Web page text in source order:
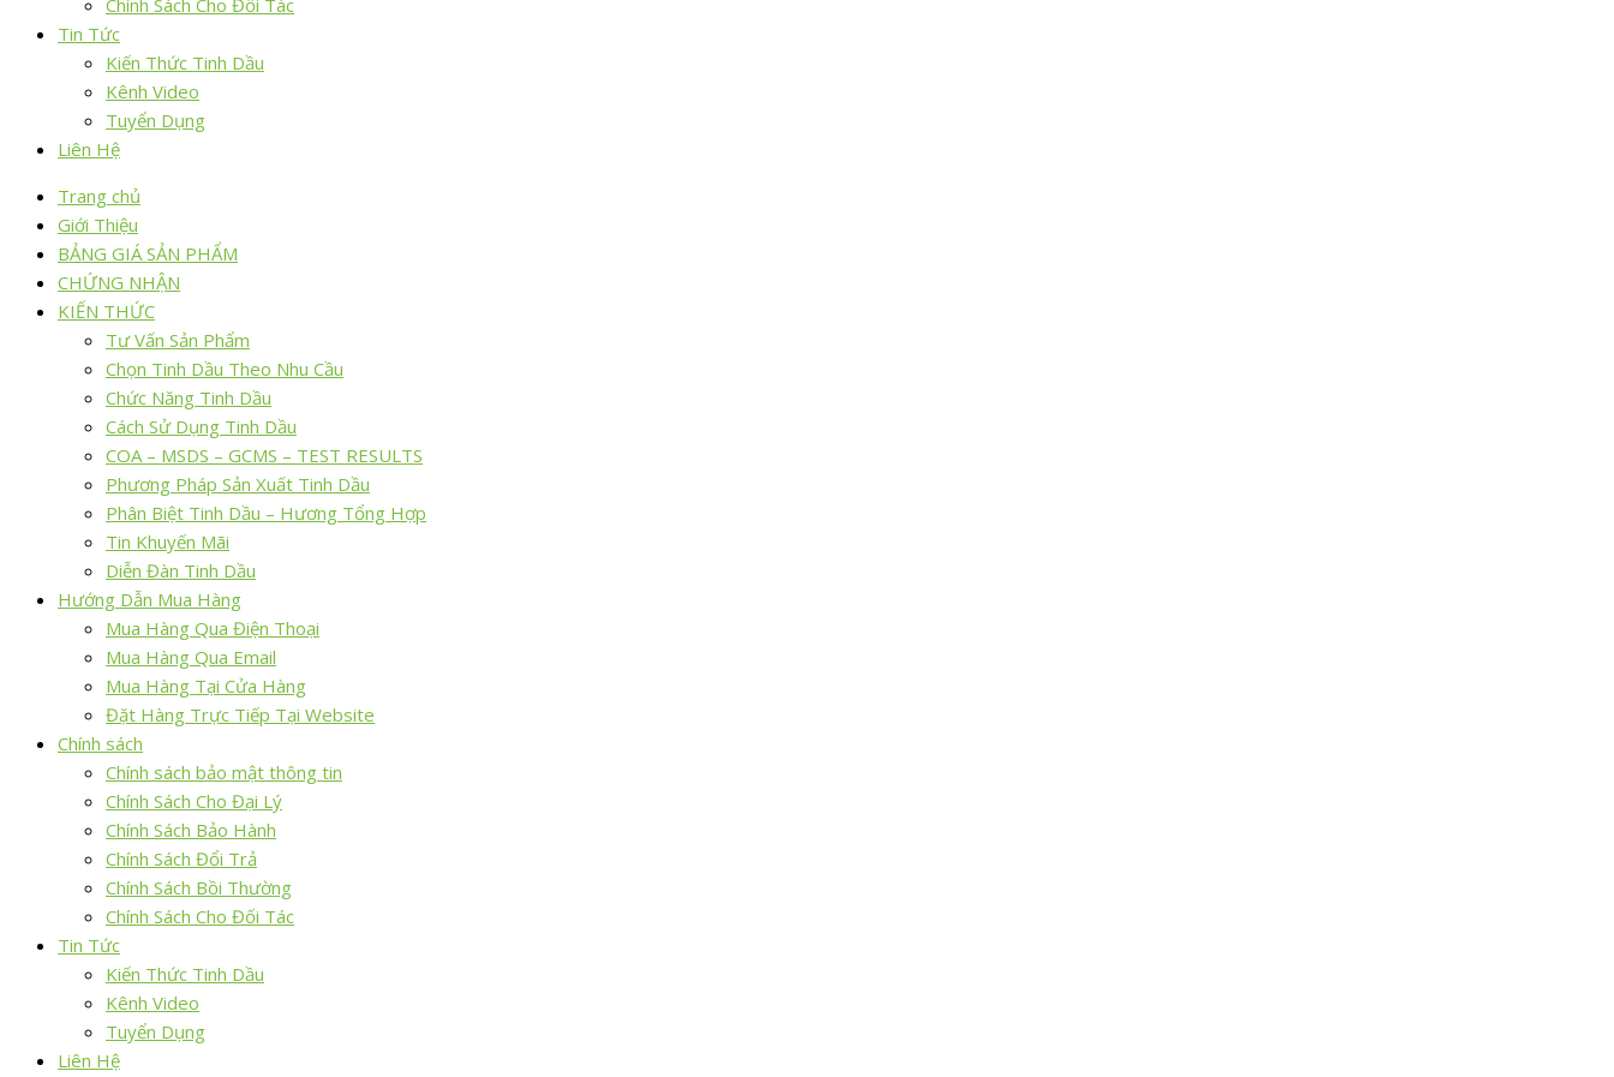
Chính Sách Cho Đối Tác
Tin Tức
Kiến Thức Tinh Dầu
Kênh Video
Tuyển Dụng
Liên Hệ
Trang chủ
Giới Thiệu
BẢNG GIÁ SẢN PHẨM
CHỨNG NHẬN
KIẾN THỨC
Tư Vấn Sản Phẩm
Chọn Tinh Dầu Theo Nhu Cầu
Chức Năng Tinh Dầu
Cách Sử Dụng Tinh Dầu
COA – MSDS – GCMS – TEST RESULTS
Phương Pháp Sản Xuất Tinh Dầu
Phân Biệt Tinh Dầu – Hương Tổng Hợp
Tin Khuyến Mãi
Diễn Đàn Tinh Dầu
Hướng Dẫn Mua Hàng
Mua Hàng Qua Điện Thoại
Mua Hàng Qua Email
Mua Hàng Tại Cửa Hàng
Đặt Hàng Trực Tiếp Tại Website
Chính sách
Chính sách bảo mật thông tin
Chính Sách Cho Đại Lý
Chính Sách Bảo Hành
Chính Sách Đổi Trả
Chính Sách Bồi Thường
Chính Sách Cho Đối Tác
Tin Tức
Kiến Thức Tinh Dầu
Kênh Video
Tuyển Dụng
Liên Hệ